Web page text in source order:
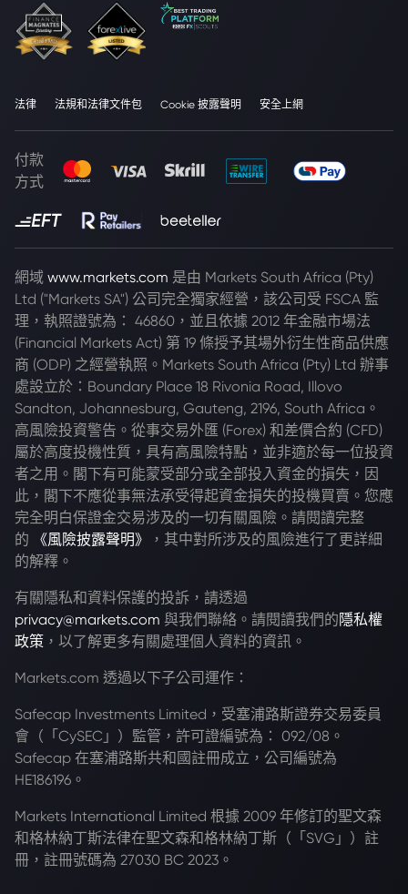
法律 法規和法律文件包 Cookie 披露聲明 安全上網
付款
方式
網域 www.markets.com 是由 Markets South Africa (Pty)
Ltd ("Markets SA") 公司完全獨家經營，該公司受 FSCA 監
理，執照證號為： 46860，並且依據 2012 年金融市場法
(Financial Markets Act) 第 19 條授予其場外衍生性商品供應
商 (ODP) 之經營執照。Markets South Africa (Pty) Ltd 辦事
處設立於：Boundary Place 18 Rivonia Road, Illovo
Sandton, Johannesburg, Gauteng, 2196, South Africa。
高風險投資警告。從事交易外匯 (Forex) 和差價合約 (CFD)
屬於高度投機性質，具有高風險特點，並非適於每一位投資
者之用。閣下有可能蒙受部分或全部投入資金的損失，因
此，閣下不應從事無法承受得起資金損失的投機買賣。您應
完全明白保證金交易涉及的一切有關風險。請閱讀完整
的
《風險披露聲明》
，其中對所涉及的風險進行了更詳細
的解釋。
有關隱私和資料保護的投訴，請透過
privacy@markets.com 與我們聯絡。請閱讀我們的 隱私權
政策 ，以了解更多有關處理個人資料的資訊。
Markets.com 透過以下子公司運作：
Safecap Investments Limited，受塞浦路斯證券交易委員
會（「CySEC」）監管，許可證編號為： 092/08。
Safecap 在塞浦路斯共和國註冊成立，公司編號為
HE186196。
Markets International Limited 根據 2009 年修訂的聖文森
和格林納丁斯法律在聖文森和格林納丁斯（「SVG」）註
冊，註冊號碼為 27030 BC 2023。